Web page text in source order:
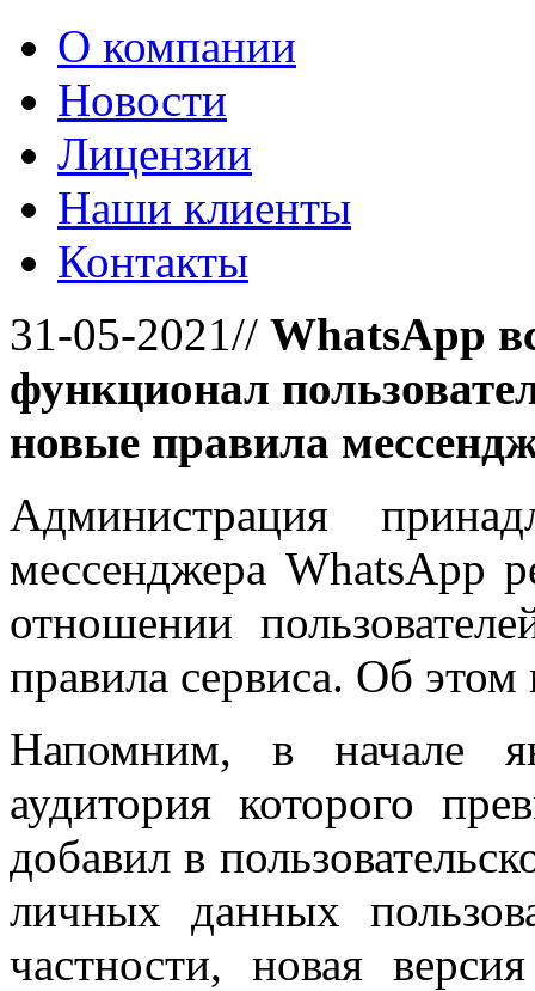
О компании
Новости
Лицензии
Наши клиенты
Контакты
31-05-2021// WhatsApp
функционал
новые правила
Администрация
мессенджера WhatsApp
отношении
правила сервиса. Об
Напомним, в начале
аудитория которого
добавил в
личных данных
частности, новая